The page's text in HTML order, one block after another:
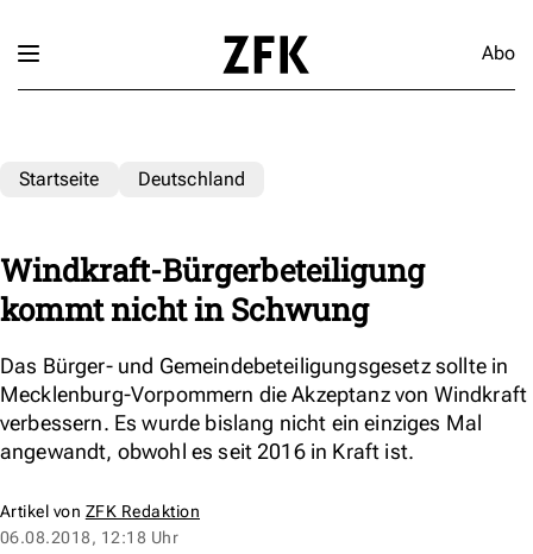
Abo
Startseite Deutschland
Windkraft-Bürgerbeteiligung
kommt nicht in Schwung
Das Bürger- und Gemeindebeteiligungsgesetz sollte in
Mecklenburg-Vorpommern die Akzeptanz von Windkraft
verbessern. Es wurde bislang nicht ein einziges Mal
angewandt, obwohl es seit 2016 in Kraft ist.
Artikel von ZFK Redaktion
06.08.2018, 12:18 Uhr